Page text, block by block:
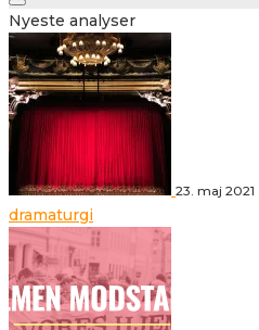
Toggle
navigation
Nyeste analyser
23. maj 2021
dramaturgi